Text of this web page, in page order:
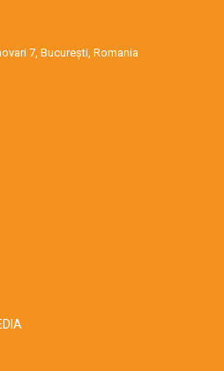
7, București, Romania